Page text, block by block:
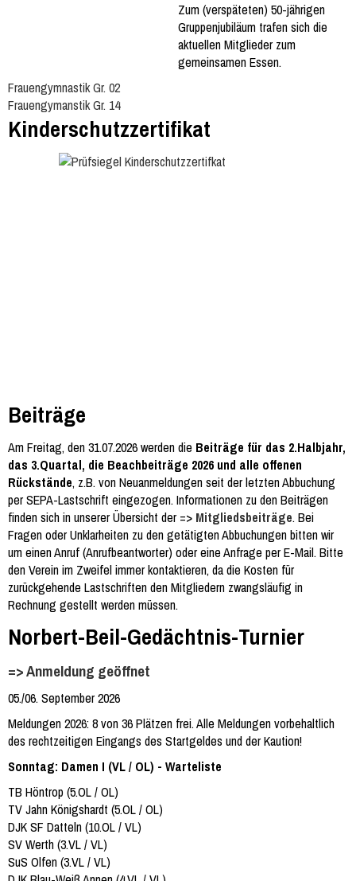
Zum (verspäteten) 50-jährigen
Gruppenjubiläum trafen sich die
aktuellen Mitglieder zum
gemeinsamen Essen.
Frauengymnastik Gr. 02
Frauengymanstik Gr. 14
Kinderschutzzertifikat
Beiträge
Am Freitag, den 31.07.2026 werden die Beiträge für das 2.Halbjahr,
das 3.Quartal, die Beachbeiträge 2026 und alle offenen
Rückstände, z.B. von Neuanmeldungen seit der letzten Abbuchung
per SEPA-Lastschrift eingezogen. Informationen zu den Beiträgen
finden sich in unserer Übersicht der => Mitgliedsbeiträge. Bei
Fragen oder Unklarheiten zu den getätigten Abbuchungen bitten wir
um einen Anruf (Anrufbeantworter) oder eine Anfrage per E-Mail. Bitte
den Verein im Zweifel immer kontaktieren, da die Kosten für
zurückgehende Lastschriften den Mitgliedern zwangsläufig in
Rechnung gestellt werden müssen.
Norbert-Beil-Gedächtnis-Turnier
=> Anmeldung geöffnet
05./06. September 2026
Meldungen 2026: 8 von 36 Plätzen frei. Alle Meldungen vorbehaltlich
des rechtzeitigen Eingangs des Startgeldes und der Kaution!
Sonntag: Damen I (VL / OL) - Warteliste
TB Höntrop (5.OL / OL)
TV Jahn Königshardt (5.OL / OL)
DJK SF Datteln (10.OL / VL)
SV Werth (3.VL / VL)
SuS Olfen (3.VL / VL)